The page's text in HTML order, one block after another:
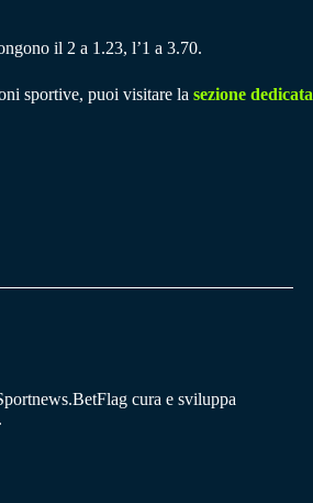
il 2 a 1.23, l’1 a 3.70.
sportive, puoi visitare la sezione dedicata
cura e sviluppa